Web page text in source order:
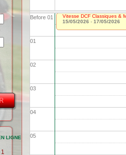
LIGNE
Before 01
01
02
03
04
05
Vitesse DCF Classiques &
15/05/2026 - 17/05/2026